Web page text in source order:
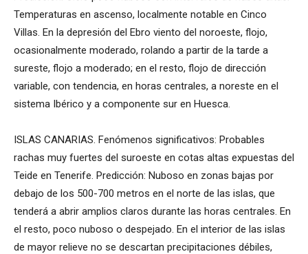
Temperaturas en ascenso, localmente notable en Cinco
Villas. En la depresión del Ebro viento del noroeste, flojo,
ocasionalmente moderado, rolando a partir de la tarde a
sureste, flojo a moderado; en el resto, flojo de dirección
variable, con tendencia, en horas centrales, a noreste en el
sistema Ibérico y a componente sur en Huesca.
ISLAS CANARIAS. Fenómenos significativos: Probables
rachas muy fuertes del suroeste en cotas altas expuestas del
Teide en Tenerife. Predicción: Nuboso en zonas bajas por
debajo de los 500-700 metros en el norte de las islas, que
tenderá a abrir amplios claros durante las horas centrales. En
el resto, poco nuboso o despejado. En el interior de las islas
de mayor relieve no se descartan precipitaciones débiles,